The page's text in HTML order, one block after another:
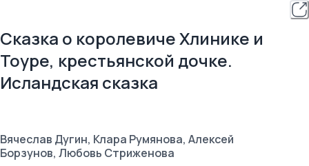
Сказка о королевиче Хлинике и
Тоуре, крестьянской дочке.
Исландская сказка
Вячеслав Дугин, Клара Румянова, Алексей
Борзунов, Любовь Стриженова